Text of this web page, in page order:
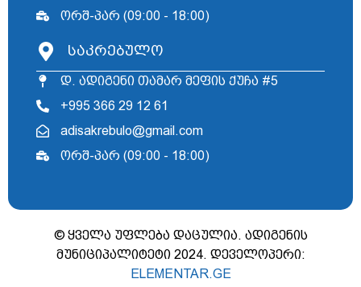
ორშ-პარ (09:00 - 18:00)
საკრებულო
დ. ადიგენი თამარ მეფის ქუჩა #5
+995 366 29 12 61
adisakrebulo@gmail.com
ორშ-პარ (09:00 - 18:00)
© ყველა უფლება დაცულია. ადიგენის
მუნიციპალიტეტი 2024. დეველოპერი:
ELEMENTAR.GE